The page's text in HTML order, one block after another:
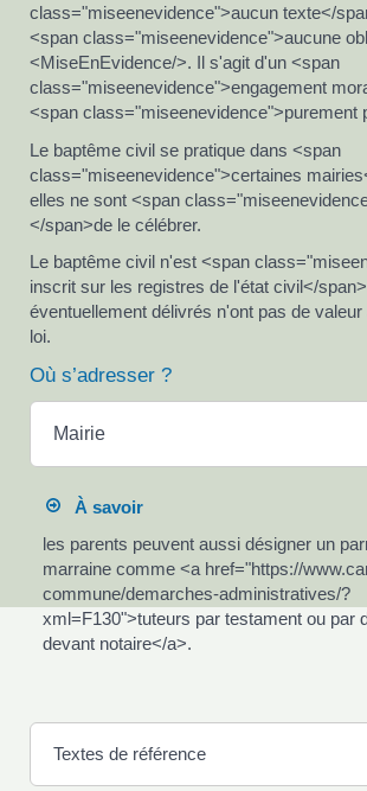
class="miseenevidence">aucun texte</
<span class="miseenevidence">aucune
<MiseEnEvidence/>. Il s'agit d'un <span
class="miseenevidence">engagement
<span class="miseenevidence">purement
Le baptême civil se pratique dans <span
class="miseenevidence">certaines
elles ne sont <span
</span>de le célébrer.
Le baptême civil n'est <span
inscrit sur les registres de l'état civil</
éventuellement délivrés n'ont pas de valeur
loi.
Où s’adresser ?
Mairie
À savoir
les parents peuvent aussi désigner un
marraine comme <a href="https://
commune/demarches-administratives/?
xml=F130">tuteurs par testament ou par
devant notaire</a>.
Textes de référence